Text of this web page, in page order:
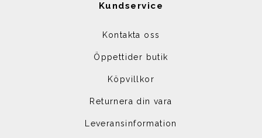
Kundservice
Kontakta oss
Öppettider butik
Köpvillkor
Returnera din vara
Leveransinformation